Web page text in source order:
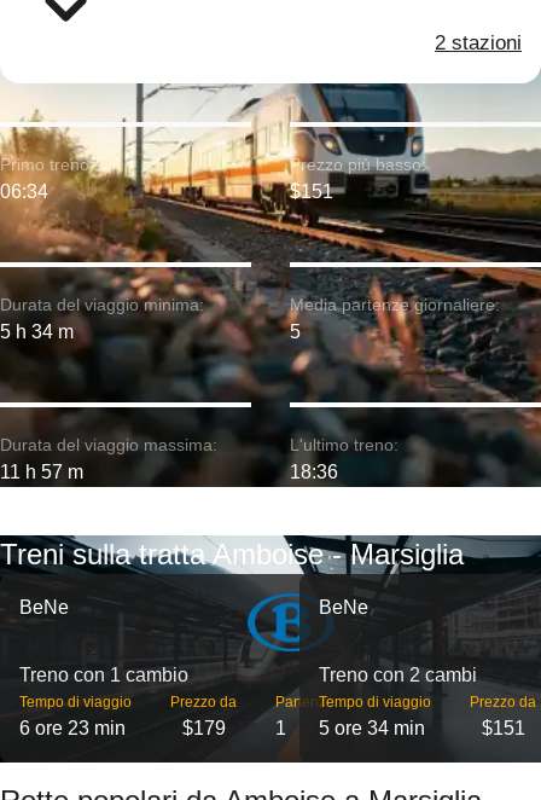
2 stazioni
Durata del viaggio minima:
5 h 34 m
Primo treno:
06:34
Durata del viaggio massima:
11 h 57 m
Prezzo più basso:
$151
Media partenze giornaliere:
5
L'ultimo treno:
18:36
Treni sulla tratta Amboise - Marsiglia
BeNe
Treno con 1 cambio
Tempo di viaggio
6 ore 23 min
Prezzo da
$179
Partenze
1
BeNe
Treno con 2 cambi
Tempo di viaggio
5 ore 34 min
Prezzo da
$151